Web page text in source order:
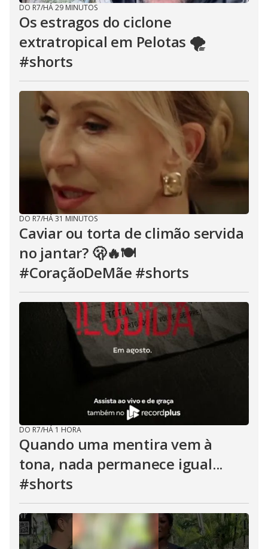
DO R7/HÁ 29 MINUTOS
Os estragos do ciclone
extratropical em Pelotas 🌪️
#shorts
DO R7/HÁ 31 MINUTOS
Caviar ou torta de climão servida
no jantar? 🫢🔥🍽️
#CoraçãoDeMãe #shorts
DO R7/HÁ 1 HORA
Quando uma mentira vem à
tona, nada permanece igual...
#shorts